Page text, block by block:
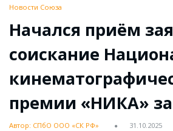
Новости Союза
Начался приём
соискание
премии «НИКА» за
Автор: СПбО ООО «СК РФ» 31.10.2025